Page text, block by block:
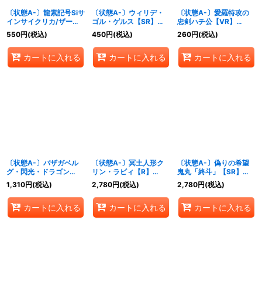
〔状態A-〕龍素記号Siサ
インサイクリカ/ザーデ
ィアン・サイン【VR】
{26EX1秘N9/秘N25}
《多》
550円(税込)
カートに入れる
〔状態A-〕ウィリデ・
ゴル・ゲルス【SR】
{26EX113/50}《光》
450円(税込)
カートに入れる
〔状態A-〕愛羅特攻の
忠剣ハチ公【VR】
{26EX1秘N8/秘N25}
《火》
260円(税込)
カートに入れる
〔状態A-〕バザガベル
グ・閃光・ドラゴン
【SR】{26EX1秘N1/秘
N25}《光》
1,310円(税込)
カートに入れる
〔状態A-〕冥土人形ク
リン・ラビィ【R】
{26EX1秘N17/秘N25}
《水》
2,780円(税込)
カートに入れる
〔状態A-〕偽りの希望
鬼丸「終斗」【SR】
{26EX122/50}《火》
2,780円(税込)
カートに入れる